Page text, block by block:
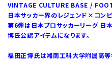
VINTAGE CULTURE BASE /
日本サッカー界のレジェンド×コン
第6弾は日本プロサッカーリーグ 日
博氏公認アイテムになります。
福田正博氏は湘南工科大学附属高